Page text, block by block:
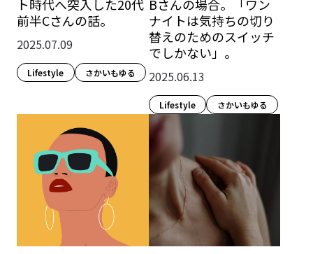
ト時代へ突入した20代
前半Cさんの話。
2025.07.09
Lifestyle​ さかいもゆる
Bさんの場合。「ワン
ナイトは気持ちの切り
替えのためのスイッチ
でしかない」。
2025.06.13
Lifestyle​ さかいもゆる